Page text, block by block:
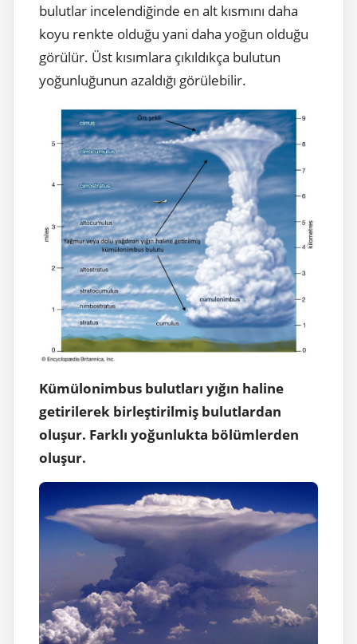
bulutlar incelendiğinde en alt kısmını daha
koyu renkte olduğu yani daha yoğun olduğu
görülür. Üst kısımlara çıkıldıkça bulutun
yoğunluğunun azaldığı görülebilir.
Kümülonimbus bulutları yığın haline
getirilerek birleştirilmiş bulutlardan
oluşur. Farklı yoğunlukta bölümlerden
oluşur.